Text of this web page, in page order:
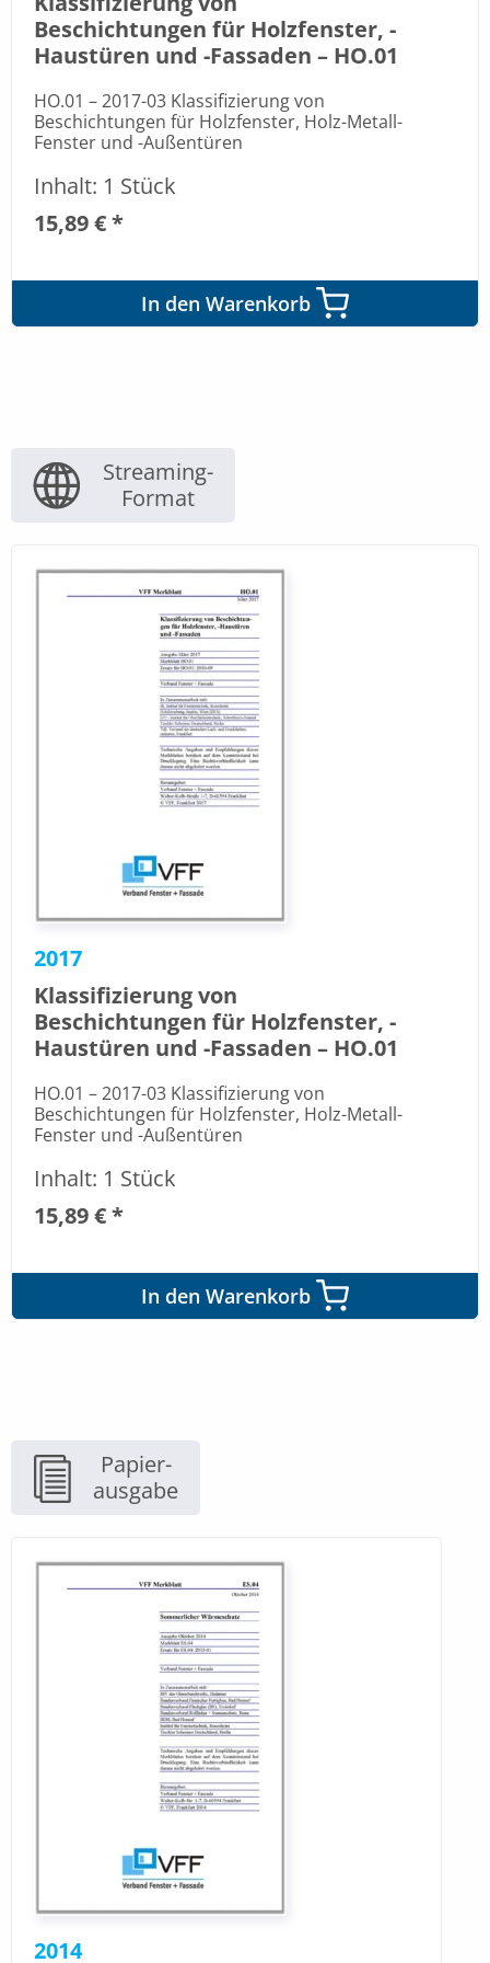
Beschichtungen für Holzfenster, -
Haustüren und -Fassaden – HO.01
HO.01 – 2017-03 Klassifizierung von
Beschichtungen für Holzfenster, Holz-Metall-
Fenster und -Außentüren
Inhalt: 1 Stück
15,89 € *
In den Warenkorb
Streaming-
Format
2017
Klassifizierung von
Beschichtungen für Holzfenster, -
Haustüren und -Fassaden – HO.01
HO.01 – 2017-03 Klassifizierung von
Beschichtungen für Holzfenster, Holz-Metall-
Fenster und -Außentüren
Inhalt: 1 Stück
15,89 € *
In den Warenkorb
Papier-
ausgabe
2014